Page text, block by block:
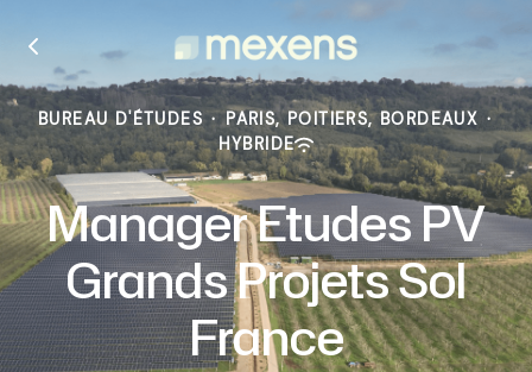
BUREAU D'ÉTUDES · PARIS, POITIERS, BORDEAUX ·
HYBRIDE
Manager Etudes PV
Grands Projets Sol
France